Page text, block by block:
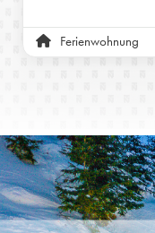
Ferienwohnung